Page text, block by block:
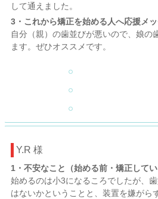
して通えました。
3・これから矯正を始める人へ応援メ
自分（親）の歯並びが悪いので、娘の
ます。ぜひオススメです。
Y.R 様
1・不安なこと（始める前・矯正してい
始めるのは小3になるころでしたが、
はないかということと、装置を嫌がら